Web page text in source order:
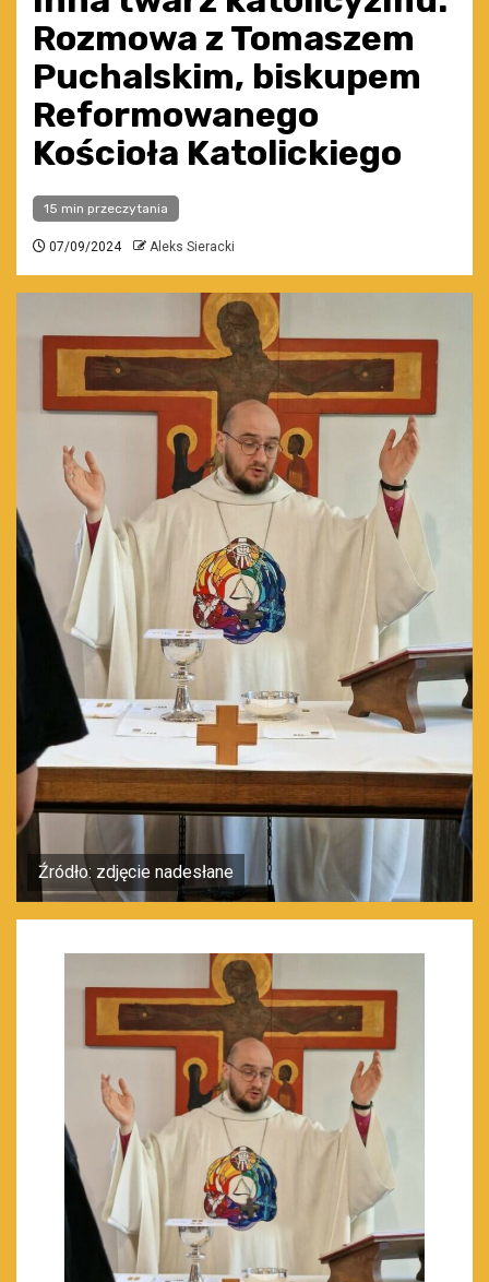
Rozmowa z Tomaszem
Puchalskim, biskupem
Reformowanego
Kościoła Katolickiego
15 min przeczytania
07/09/2024 Aleks Sieracki
Źródło: zdjęcie nadesłane